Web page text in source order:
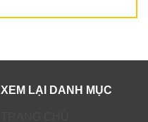
XEM LẠI DANH MỤC